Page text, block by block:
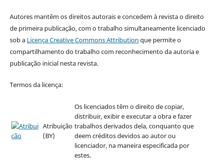
Autores mantêm os direitos autorais e concedem à revista o direito
de primeira publicação, com o trabalho simultaneamente licenciado
sob a Licença Creative Commons Attribution que permite o
compartilhamento do trabalho com reconhecimento da autoria e
publicação inicial nesta revista.
Termos da licença:
Atribuição
(BY)
Os licenciados têm o direito de copiar,
distribuir, exibir e executar a obra e fazer
trabalhos derivados dela, conquanto que
deem créditos devidos ao autor ou
licenciador, na maneira especificada por
estes.